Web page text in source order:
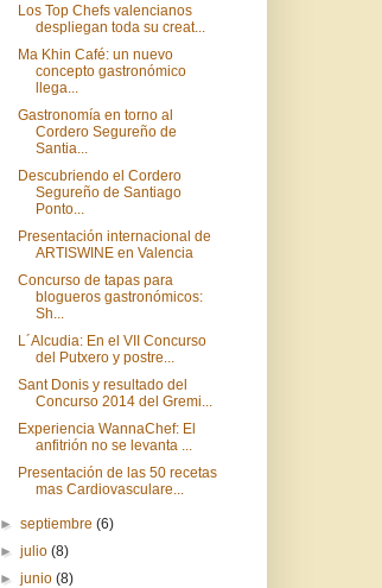
Los Top Chefs valencianos
despliegan toda su creat...
Ma Khin Café: un nuevo
concepto gastronómico
llega...
Gastronomía en torno al
Cordero Segureño de
Santia...
Descubriendo el Cordero
Segureño de Santiago
Ponto...
Presentación internacional de
ARTISWINE en Valencia
Concurso de tapas para
blogueros gastronómicos:
Sh...
L´Alcudia: En el VII Concurso
del Putxero y postre...
Sant Donis y resultado del
Concurso 2014 del Gremi...
Experiencia WannaChef: El
anfitrión no se levanta ...
Presentación de las 50 recetas
mas Cardiovasculare...
►septiembre(6)
►julio(8)
►junio(8)